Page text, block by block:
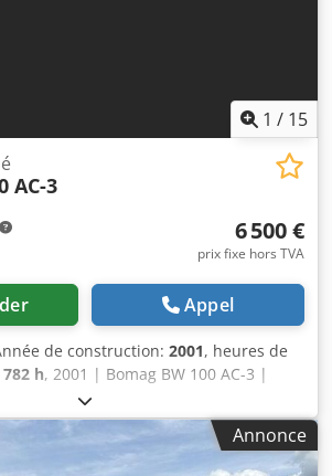
1 / 15
AC-3
6 500 €
prix fixe hors TVA
Appel
de construction: 2001, heures de
782 h, 2001 | Bomag BW 100 AC-3 |
| 1782 heures 📍 Localisation
possible à votre adresse – Utilisez
pour estimer les coûts de
maintenant pour 6 500 EUR ou faites
Annonce